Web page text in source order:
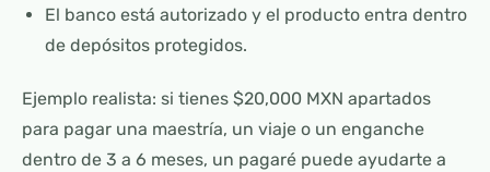
El banco está autorizado y el producto entra dentro
de depósitos protegidos.
Ejemplo realista: si tienes $20,000 MXN apartados
para pagar una maestría, un viaje o un enganche
dentro de 3 a 6 meses, un pagaré puede ayudarte a